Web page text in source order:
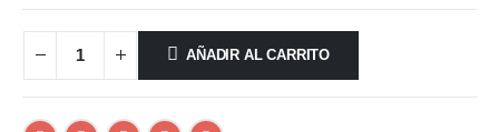
AÑADIR AL CARRITO